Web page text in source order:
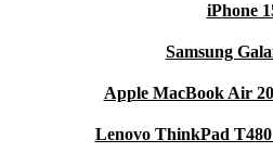
iPhone
Samsung
Apple MacBook Air
Lenovo ThinkPad